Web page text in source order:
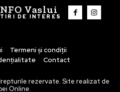
Vaslui
DE INTERES
Termeni și condiții
Contact
rezervate. Site realizat de
Online.